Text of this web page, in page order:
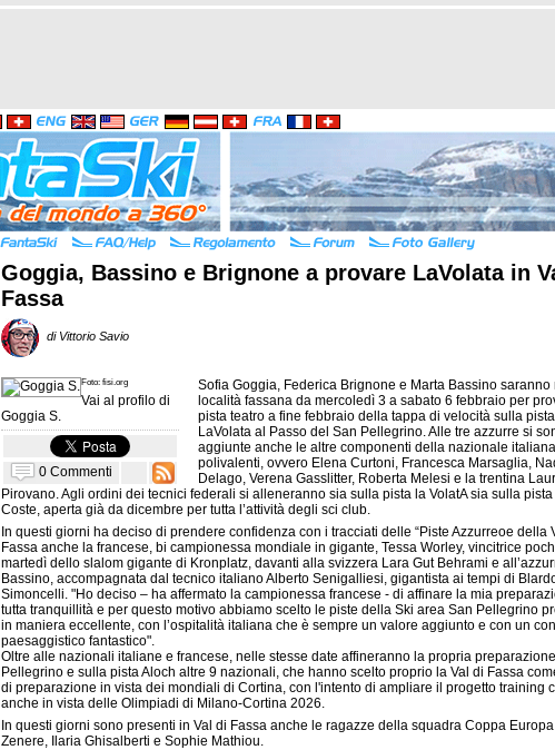
Goggia, Bassino e Brignone a provare LaVolata in
Fassa
di Vittorio Savio
Foto: fisi.org
Vai al profilo di
Goggia S.
0 Commenti
Sofia Goggia, Federica Brignone e Marta Bassino saranno
località fassana da mercoledì 3 a sabato 6 febbraio per
pista teatro a fine febbraio della tappa di velocità sulla pista
LaVolata al Passo del San Pellegrino. Alle tre azzurre si
aggiunte anche le altre componenti della nazionale italiana
polivalenti, ovvero Elena Curtoni, Francesca Marsaglia,
Delago, Verena Gasslitter, Roberta Melesi e la trentina
Pirovano. Agli ordini dei tecnici federali si alleneranno sia sulla pista la VolatA sia sulla pista
Coste, aperta già da dicembre per tutta l’attività degli sci club.
In questi giorni ha deciso di prendere confidenza con i tracciati delle “Piste Azzurreoe della
Fassa anche la francese, bi campionessa mondiale in gigante, Tessa Worley, vincitrice
martedì dello slalom gigante di Kronplatz, davanti alla svizzera Lara Gut Behrami e
Bassino, accompagnata dal tecnico italiano Alberto Senigalliesi, gigantista ai tempi di
Simoncelli. "Ho deciso – ha affermato la campionessa francese - di affinare la mia
tutta tranquillità e per questo motivo abbiamo scelto le piste della Ski area San Pellegrino
in maniera eccellente, con l’ospitalità italiana che è sempre un valore aggiunto e con un
paesaggistico fantastico".
Oltre alle nazionali italiane e francese, nelle stesse date affineranno la propria
Pellegrino e sulla pista Aloch altre 9 nazionali, che hanno scelto proprio la Val di Fassa
di preparazione in vista dei mondiali di Cortina, con l'intento di ampliare il progetto training
anche in vista delle Olimpiadi di Milano-Cortina 2026.
In questi giorni sono presenti in Val di Fassa anche le ragazze della squadra Coppa
Zenere, Ilaria Ghisalberti e Sophie Mathiou.